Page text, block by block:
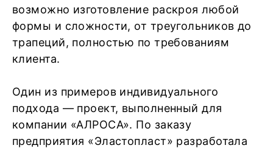
возможно изготовление раскроя любой
формы и сложности, от треугольников до
трапеций, полностью по требованиям
клиента.
Один из примеров индивидуального
подхода — проект, выполненный для
компании «АЛРОСА». По заказу
предприятия «Эластопласт» разработала